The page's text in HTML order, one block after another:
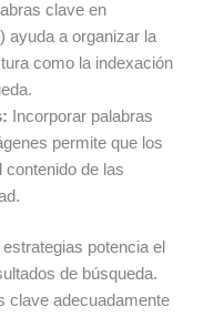
clave en
ayuda a organizar la
como la indexación
Incorporar palabras
permite que los
contenido de las
potencia el
de búsqueda.
clave adecuadamente